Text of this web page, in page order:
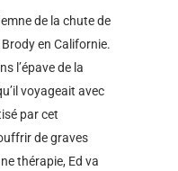
de la chute de
en Californie.
l’épave de la
voyageait avec
par cet
de graves
thérapie, Ed va